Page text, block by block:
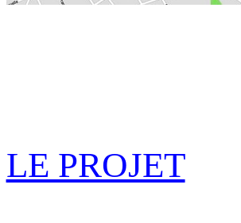
LE PROJET